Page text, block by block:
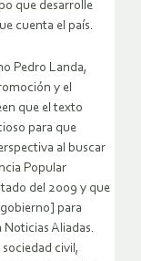
que desarrolle
cuenta el país.
Pedro Landa,
y el
que el texto
para que
al buscar
Popular
del 2009 y que
para
Aliadas.
civil,